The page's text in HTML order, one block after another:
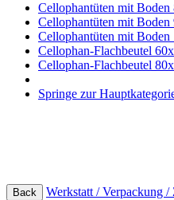
Cellophantüten mit Boden
Cellophantüten mit Boden
Cellophantüten mit Boden
Cellophan-Flachbeutel
Cellophan-Flachbeutel
Springe zur
Back Werkstatt / Verpackung /